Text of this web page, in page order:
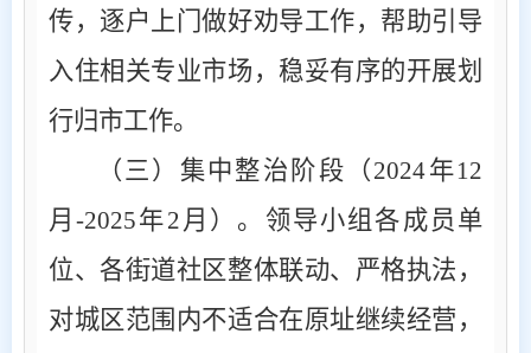
传，逐户上门做好劝导工作，帮助引导
入住相关专业市场，稳妥有序的开展划
行归市工作。
（三）集中整治阶段（ 2024年12
月-2025年2 月）。 领导小组各成员单
位、各街道社区整体联动、严格执法，
对城区范围内不适合在原址继续经营，